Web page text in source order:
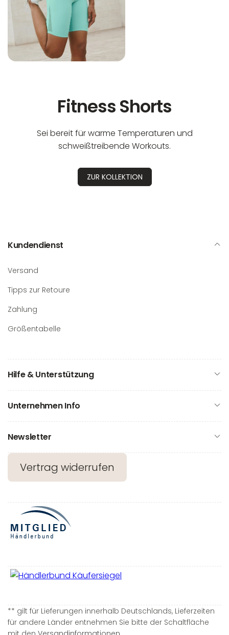
Fitness Shorts
Sei bereit für warme Temperaturen und
schweißtreibende Workouts.
ZUR KOLLEKTION
Kundendienst
Versand
Tipps zur Retoure
Zahlung
Größentabelle
Hilfe & Unterstützung
Unternehmen Info
Newsletter
Vertrag widerrufen
** gilt für Lieferungen innerhalb Deutschlands, Lieferzeiten
für andere Länder entnehmen Sie bitte der Schaltfläche